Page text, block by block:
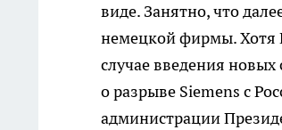
виде. Занятно, что
немецкой фирмы. Хотя
случае введения
о разрыве Siemens с
администрации